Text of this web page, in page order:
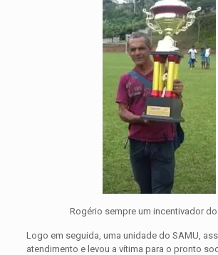
Rogério sempre um incentivador
Logo em seguida, uma unidade do SAMU,
atendimento e levou a vítima para o pronto